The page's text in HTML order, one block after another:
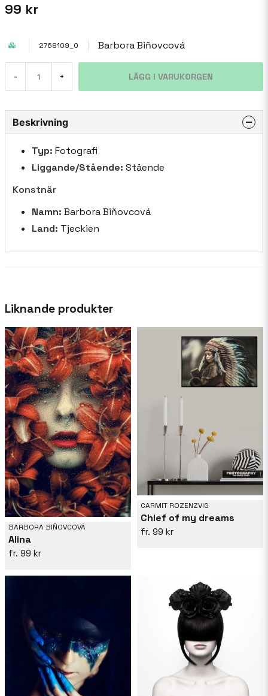
99 kr
2768109_0 Barbora Biňovcová
- + LÄGG I VARUKORGEN
Beskrivning
Typ: Fotografi
Liggande/Stående: Stående
Konstnär
Namn: Barbora Biňovcová
Land: Tjeckien
Liknande produkter
BARBORA BIŇOVCOVÁ
Alina
99 kr
CARMIT ROZENZVIG
Chief of my dreams
99 kr